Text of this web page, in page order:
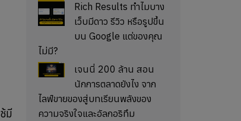
มี
Rich Results ทำไมบาง
เว็บมีดาว รีวิว หรือรูปขึ้น
บน Google แต่ของคุณ
ไม่มี?
เจนนี่ 200 ล้าน สอน
นักการตลาดยังไง จาก
ไลฟ์ขายของสู่บทเรียนพลังของ
ความจริงใจและอัลกอริทึม